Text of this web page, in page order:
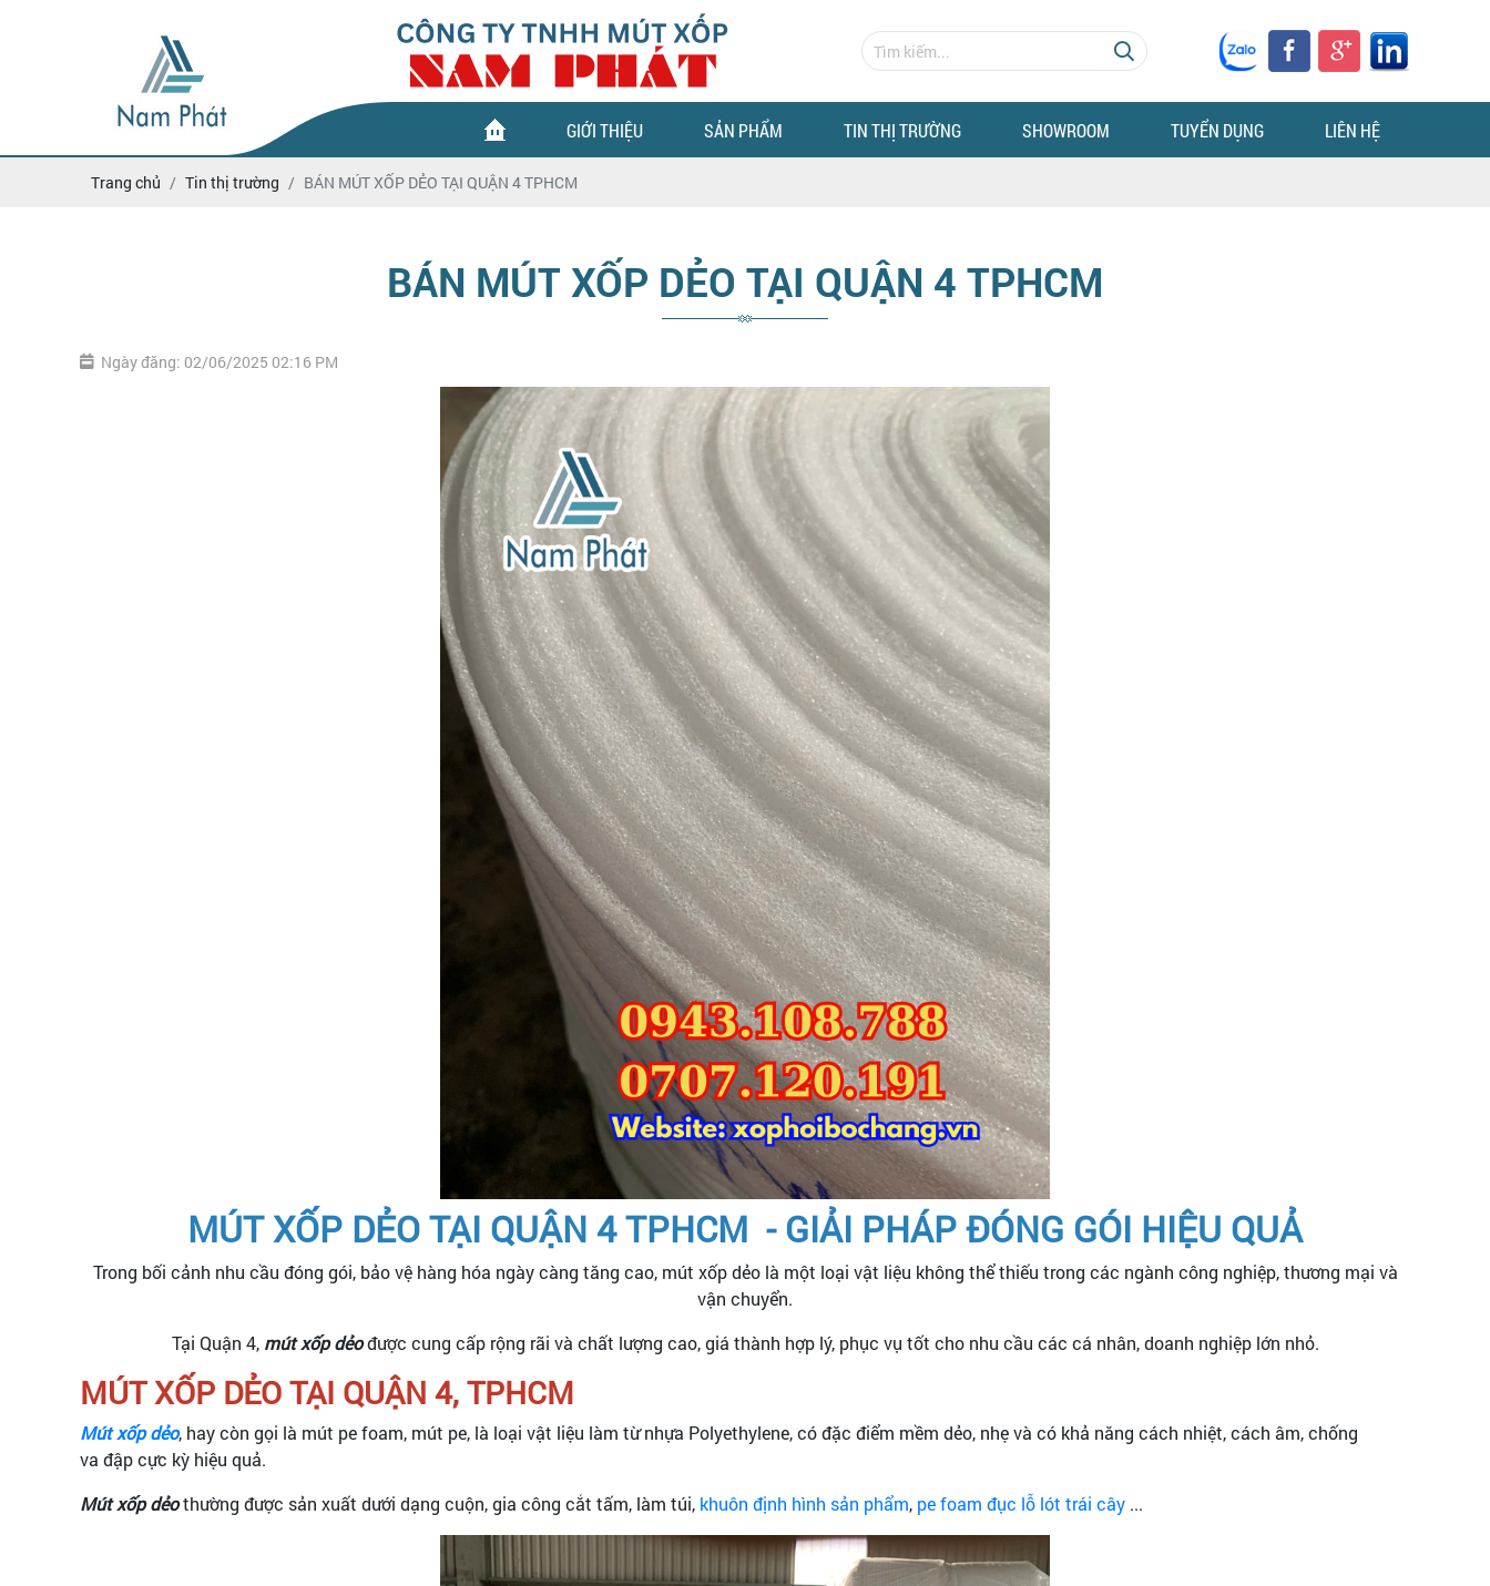
GIỚI THIỆU SẢN PHẨM TIN THỊ TRƯỜNG SHOWROOM TUYỂN DỤNG LIÊN HỆ
Trang chủ Tin thị trường BÁN MÚT XỐP DẺO TẠI QUẬN 4 TPHCM
BÁN MÚT XỐP DẺO TẠI QUẬN 4 TPHCM
Ngày đăng: 02/06/2025 02:16 PM
MÚT XỐP DẺO TẠI QUẬN 4 TPHCM - GIẢI PHÁP ĐÓNG GÓI HIỆU QUẢ
Trong bối cảnh nhu cầu đóng gói, bảo vệ hàng hóa ngày càng tăng cao, mút xốp dẻo là một loại vật liệu không thể thiếu trong các ngành công nghiệp, thương mại và
vận chuyển.
Tại Quận 4, mút xốp dẻođược cung cấp rộng rãi và chất lượng cao, giá thành hợp lý, phục vụ tốt cho nhu cầu các cá nhân, doanh nghiệp lớn nhỏ.
MÚT XỐP DẺO TẠI QUẬN 4, TPHCM
Mút xốp dẻo, hay còn gọi là mút pe foam, mút pe, là loại vật liệu làm từ nhựa Polyethylene, có đặc điểm mềm dẻo, nhẹ và có khả năng cách nhiệt, cách âm, chống
va đập cực kỳ hiệu quả.
Mút xốp dẻothường được sản xuất dưới dạng cuộn, gia công cắt tấm, làm túi, khuôn định hình sản phẩm, pe foam đục lỗ lót trái cây ...